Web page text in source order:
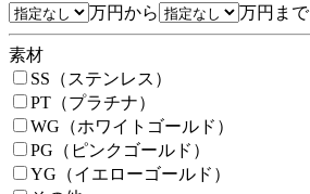
万円から
万円まで
素材
SS（ステンレス）
PT（プラチナ）
WG（ホワイトゴールド）
PG（ピンクゴールド）
YG（イエローゴールド）